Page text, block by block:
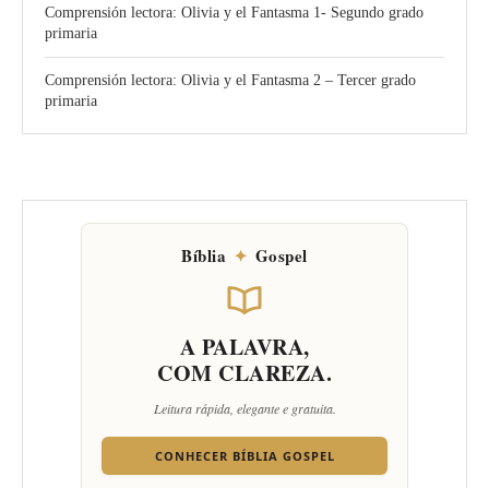
Comprensión lectora: Olivia y el Fantasma 1- Segundo grado
primaria
Comprensión lectora: Olivia y el Fantasma 2 – Tercer grado
primaria
Bíblia ✦ Gospel
A PALAVRA,
COM CLAREZA.
Leitura rápida, elegante e gratuita.
CONHECER BÍBLIA GOSPEL